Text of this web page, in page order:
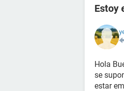
Estoy
Hola
se
estar